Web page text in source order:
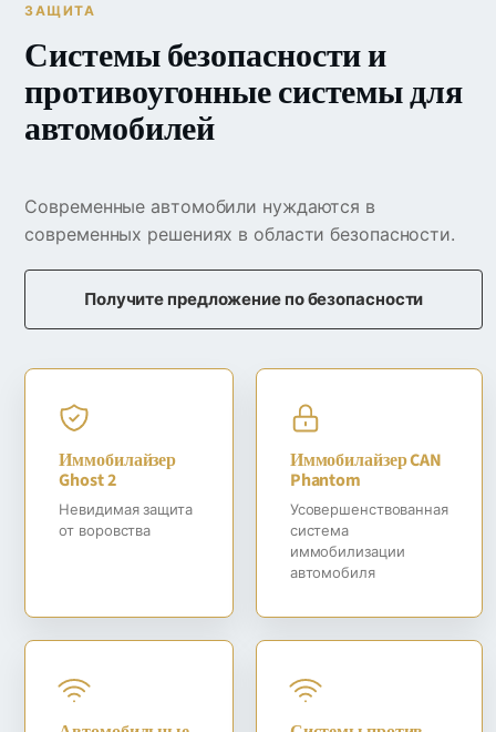
Иммобилайзер
Ghost 2
Невидимая защита
от воровства
Иммобилайзер CAN
Phantom
Усовершенствованная
система
иммобилизации
автомобиля
ЗАЩИТА
Системы безопасности и
противоугонные системы для
автомобилей
Современные автомобили нуждаются в
современных решениях в области безопасности.
Получите предложение по безопасности